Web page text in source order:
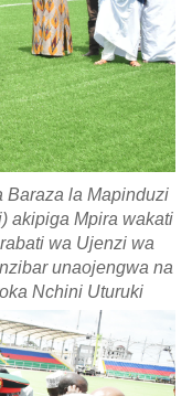
Baraza la Mapinduzi
akipiga Mpira wakati
wa Ujenzi wa
unaojengwa na
Nchini Uturuki